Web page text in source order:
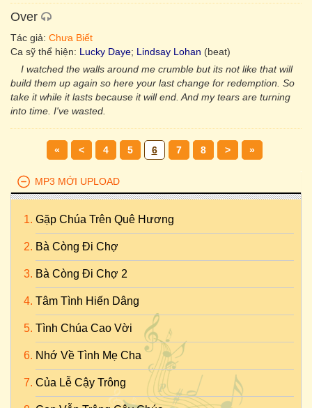
Over
Tác giả: Chưa Biết
Ca sỹ thể hiện: Lucky Daye; Lindsay Lohan (beat)
I watched the walls around me crumble but its not like that will
build them up again so here your last change for redemption. So
take it while it lasts because it will end. And my tears are turning
into time. I've wasted.
« < 4 5 6 7 8 > »
MP3 MỚI UPLOAD
Gặp Chúa Trên Quê Hương
Bà Còng Đi Chợ
Bà Còng Đi Chợ 2
Tâm Tình Hiến Dâng
Tình Chúa Cao Vời
Nhớ Về Tình Mẹ Cha
Của Lễ Cậy Trông